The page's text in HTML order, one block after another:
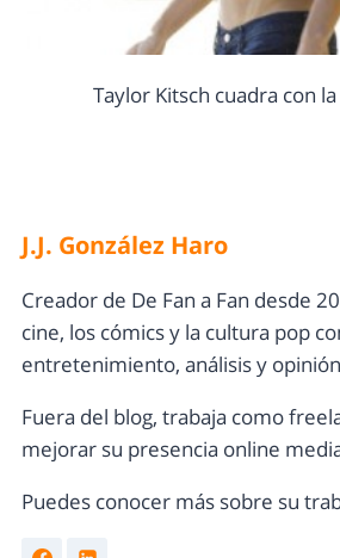
Taylor Kitsch cuadra con
J.J. González Haro
Creador de De Fan a Fan desde
cine, los cómics y la cultura pop
entretenimiento, análisis y
Fuera del blog, trabaja como
mejorar su presencia online
Puedes conocer más sobre su